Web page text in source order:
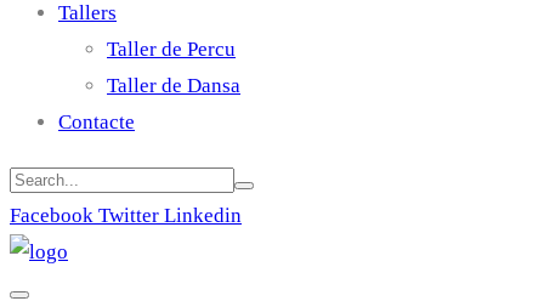
Tallers
Taller de Percu
Taller de Dansa
Contacte
Facebook Twitter Linkedin